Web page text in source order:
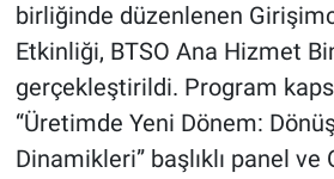
birliğinde düzenlenen
Etkinliği, BTSO Ana Hizmet
gerçekleştirildi. Program
“Üretimde Yeni Dönem:
Dinamikleri” başlıklı panel ve
Siyaset
Yaşam
Spor